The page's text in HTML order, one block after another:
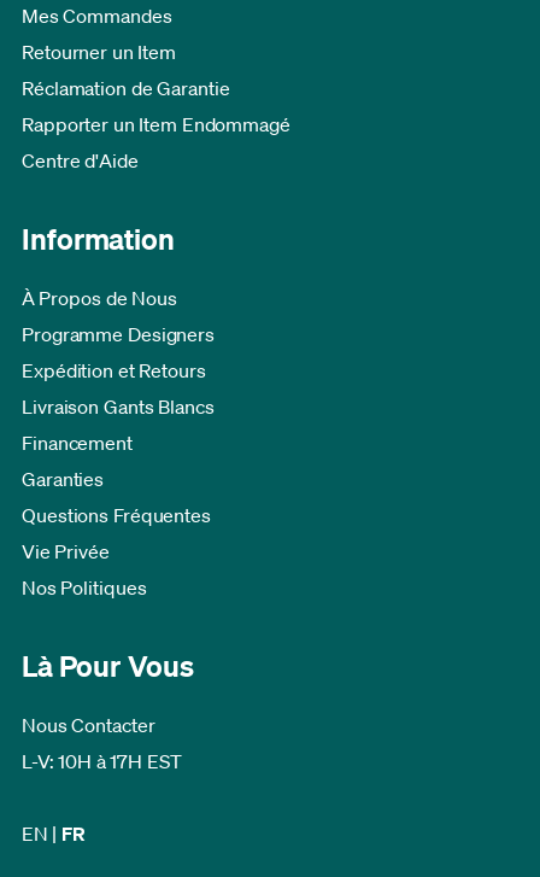
Mes Commandes
Retourner un Item
Réclamation de Garantie
Rapporter un Item Endommagé
Centre d'Aide
Information
À Propos de Nous
Programme Designers
Expédition et Retours
Livraison Gants Blancs
Financement
Garanties
Questions Fréquentes
Vie Privée
Nos Politiques
Là Pour Vous
Nous Contacter
L-V: 10H à 17H EST
EN | FR